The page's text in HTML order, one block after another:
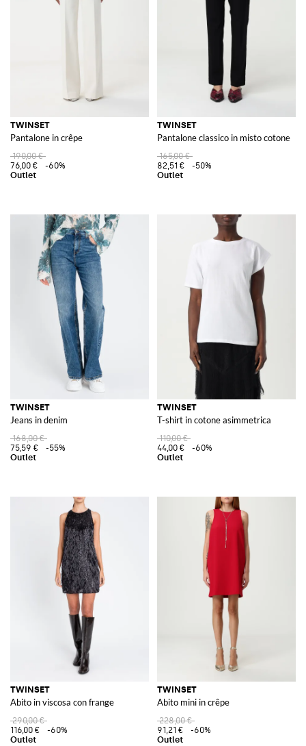
TWINSET
Pantalone in crêpe
190,00 €
76,00 €
-60%
TWINSET
Pantalone classico in misto cotone
165,00 €
82,51 €
-50%
TWINSET
Jeans in denim
168,00 €
75,59 €
-55%
TWINSET
T-shirt in cotone asimmetrica
110,00 €
44,00 €
-60%
TWINSET
Abito in viscosa con frange
290,00 €
116,00 €
-60%
TWINSET
Abito mini in crêpe
228,00 €
91,21 €
-60%